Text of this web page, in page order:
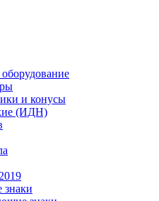
и конусы
(ИДН)